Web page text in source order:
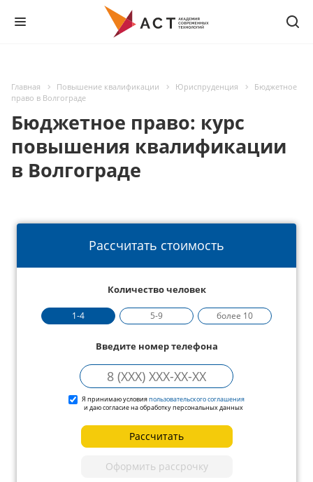
Главная Повышение квалификации Юриспруденция
Бюджетное
право в Волгограде
Бюджетное право: курс
повышения квалификации
в Волгограде
Рассчитать стоимость
Количество человек
1-4 5-9 более 10
Введите номер телефона
Я принимаю условияпользовательского соглашения
и даю согласие на обработку персональных данных
Рассчитать
Оформить рассрочку